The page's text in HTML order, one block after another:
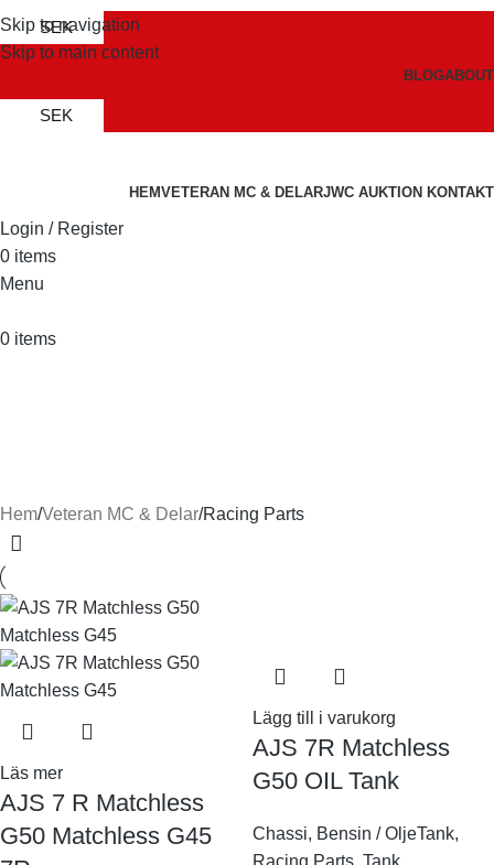
Skip to navigation
Skip to main content
SEK
BLOGABOUT
SEK
HEMVETERAN MC & DELARJWC AUKTION KONTAKT
Login / Register
0 items
Menu
0 items
Hem Veteran MC & Delar Racing Parts
Läs mer
AJS 7 R Matchless
G50 Matchless G45
Lägg till i varukorg
AJS 7R Matchless
G50 OIL Tank
Chassi, Bensin / OljeTank,
Racing Parts, Tank